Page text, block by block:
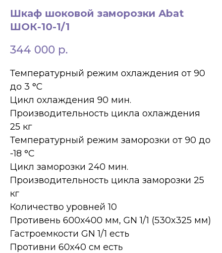
+7 994 854-51-
98
Шкаф шоковой заморозки Abat
ШОК-10-1/1
344 000 р.
Температурный режим охлаждения от 90
до 3 °С
Цикл охлаждения 90 мин.
Производительность цикла охлаждения
25 кг
Температурный режим заморозки от 90 до
-18 °С
Цикл заморозки 240 мин.
Производительность цикла заморозки 25
кг
Количество уровней 10
Противень 600х400 мм, GN 1/1 (530x325 мм)
Гастроемкости GN 1/1 есть
Противни 60х40 см есть